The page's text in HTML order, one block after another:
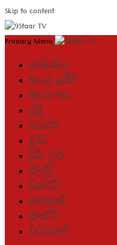
Skip to content
Primary Menu
జాతీయం
ఆంధ్ర ప్రదేశ్
తెలంగాణ
భక్తి
సినిమా
క్రైమ్
లైఫ్ స్టైల్
స్పోర్ట్స్
బిజినెస్
టెక్నాలజీ
ఫొటోస్
వీడియోస్